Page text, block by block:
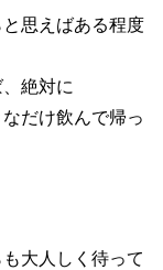
思えばある程度
絶対に
だけ飲んで帰っ
大人しく待って